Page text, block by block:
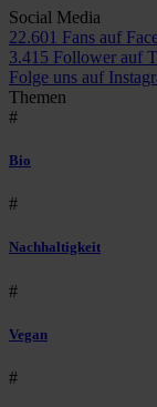
Social Media
22.601 Fans auf
3.415 Follower auf
Folge uns auf
Themen
#
Bio
#
Nachhaltigkeit
#
Vegan
#